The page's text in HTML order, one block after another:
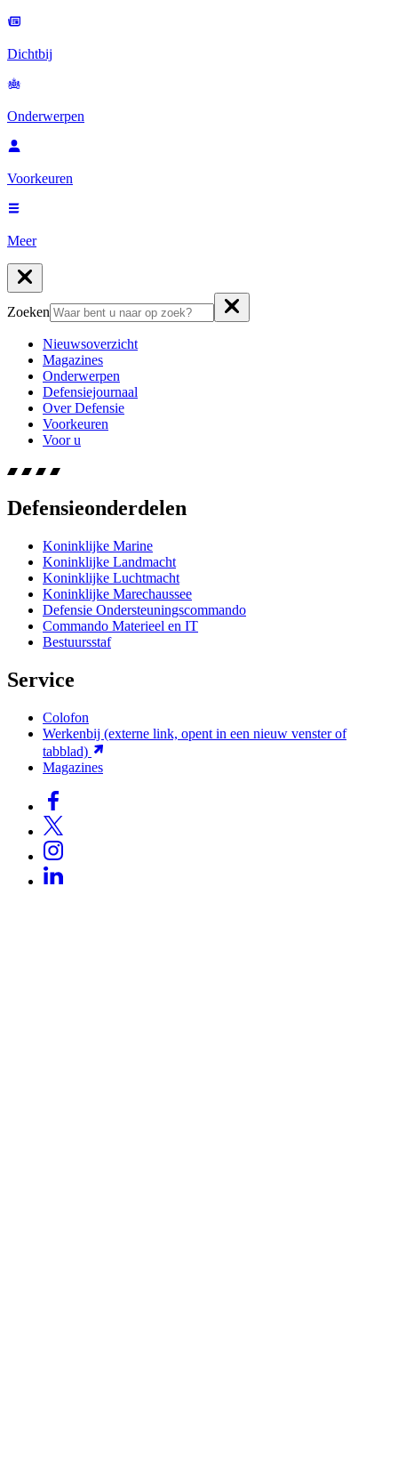
Dichtbij
Onderwerpen
Voorkeuren
Meer
Zoeken
Nieuwsoverzicht
Magazines
Onderwerpen
Defensiejournaal
Over Defensie
Voorkeuren
Voor u
Defensieonderdelen
Koninklijke Marine
Koninklijke Landmacht
Koninklijke Luchtmacht
Koninklijke Marechaussee
Defensie Ondersteuningscommando
Commando Materieel en IT
Bestuursstaf
Service
Colofon
Werkenbij (externe link, opent in een nieuw venster of
tabblad)
Magazines